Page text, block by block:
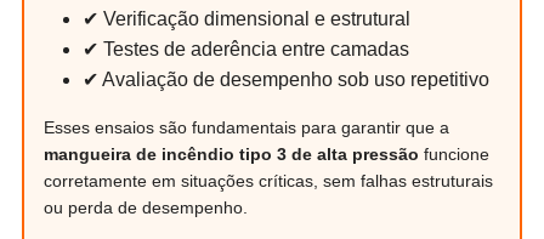
✔ Verificação dimensional e estrutural
✔ Testes de aderência entre camadas
✔ Avaliação de desempenho sob uso repetitivo
Esses ensaios são fundamentais para garantir que a
mangueira de incêndio tipo 3 de alta pressão funcione
corretamente em situações críticas, sem falhas estruturais
ou perda de desempenho.